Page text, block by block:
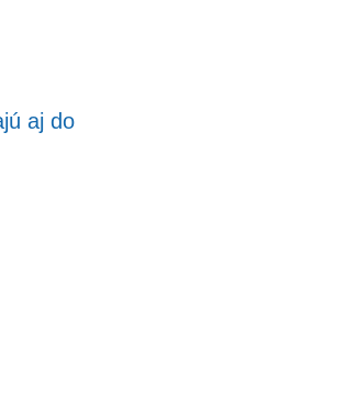
aj do